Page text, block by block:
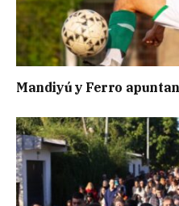
Mandiyú y Ferro